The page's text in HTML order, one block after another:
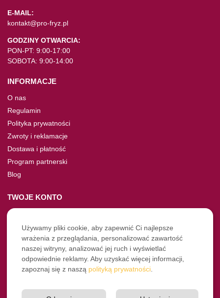
E-MAIL:
kontakt@pro-fryz.pl
GODZINY OTWARCIA:
PON-PT: 9:00-17:00
SOBOTA: 9:00-14:00
INFORMACJE
O nas
Regulamin
Polityka prywatności
Zwroty i reklamacje
Dostawa i płatność
Program partnerski
Blog
TWOJE KONTO
Moje konto
Nie pamiętasz hasła?
Twoje zamówienia
NASZE SOCIALE
Instagram
Używamy pliki cookie, aby zapewnić Ci najlepsze
wrażenia z przeglądania, personalizować zawartość
naszej witryny, analizować jej ruch i wyświetlać
odpowiednie reklamy. Aby uzyskać więcej informacji,
zapoznaj się z naszą polityką prywatności